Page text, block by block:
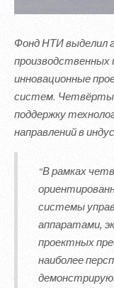
Фонд НТИ выделил
инновационные
систем.
поддержку
направлений в
"В рамках
системы
аппаратами,
проектных
наиболее